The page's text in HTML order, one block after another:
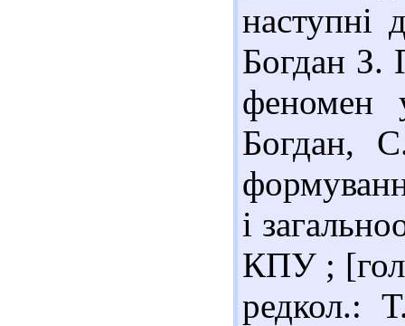
наступні
Богдан З.
феномен
Богдан,
і
КПУ ;
редкол.: